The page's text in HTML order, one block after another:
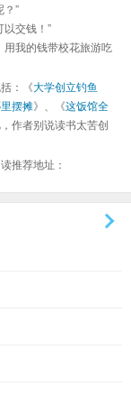
”
交钱！”
用我的钱带校花旅游吃
：《大学创立钓鱼
摆摊》、《这饭馆全
作者别说读书太苦创
推荐地址：